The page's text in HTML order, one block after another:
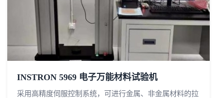
INSTRON 5969 电子万能材料试验机
采用高精度伺服控制系统，可进行金属、非金属材料的拉